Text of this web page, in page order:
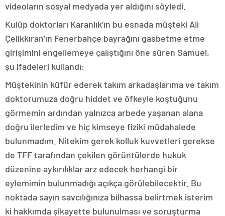
videoların sosyal medyada yer aldığını söyledi.
Kulüp doktorları Karanlık’ın bu esnada müşteki Ali
Çelikkıran’ın Fenerbahçe bayrağını gasbetme etme
girişimini engellemeye çalıştığını öne süren Samuel,
şu ifadeleri kullandı:
Müştekinin küfür ederek takım arkadaşlarıma ve takım
doktorumuza doğru hiddet ve öfkeyle koştuğunu
görmemin ardından yalnızca arbede yaşanan alana
doğru ilerledim ve hiç kimseye fiziki müdahalede
bulunmadım. Nitekim gerek kolluk kuvvetleri gerekse
de TFF tarafından çekilen görüntülerde hukuk
düzenine aykırılıklar arz edecek herhangi bir
eylemimin bulunmadığı açıkça görülebilecektir. Bu
noktada sayın savcılığınıza bilhassa belirtmek isterim
ki hakkımda şikayette bulunulması ve soruşturma